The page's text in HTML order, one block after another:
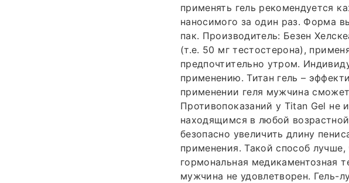
применять гель рекомендуется
наносимого за один раз. Форма
пак. Производитель: Безен
(т.е. 50 мг тестостерона),
предпочтительно утром.
применению. Титан гель –
применении геля мужчина
Противопоказаний у Titan Gel
находящимся в любой
безопасно увеличить длину
применения. Такой способ
гормональная медикаментозная
мужчина не удовлетворен. Гель-